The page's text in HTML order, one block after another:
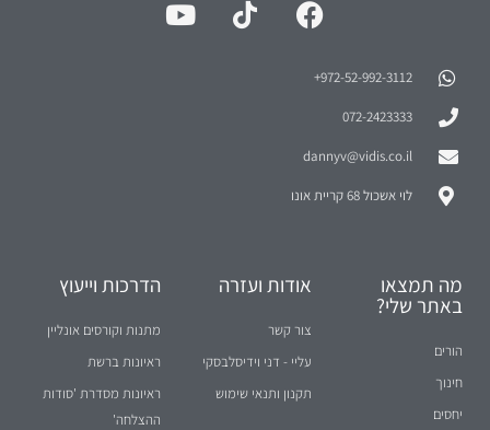
972-52-992-3112⁩+
072-2423333
dannyv@vidis.co.il
לוי אשכול 68 קריית אונו
מה תמצאו
באתר שלי?
הורים
חינוך
יחסים
אודות ועזרה
צור קשר
עליי - דני וידיסלבסקי
תקנון ותנאי שימוש
הדרכות וייעוץ
מתנות וקורסים אונליין
ראיונות ברשת
ראיונות מסדרת 'סודות
ההצלחה'